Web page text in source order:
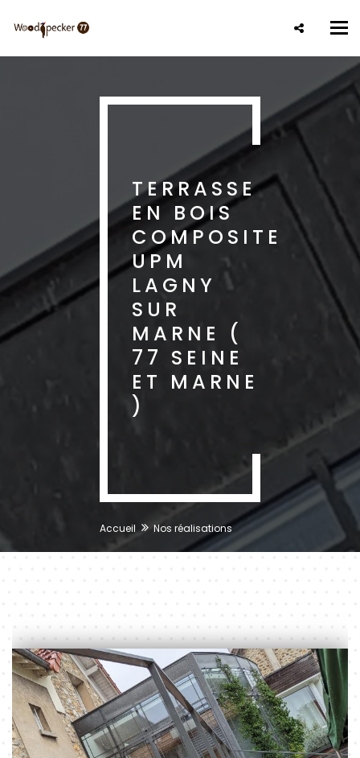
contenu
TERRASSE
EN BOIS
COMPOSITE
UPM
LAGNY
SUR
MARNE (
77 SEINE
ET MARNE
)
Accueil Nos réalisations